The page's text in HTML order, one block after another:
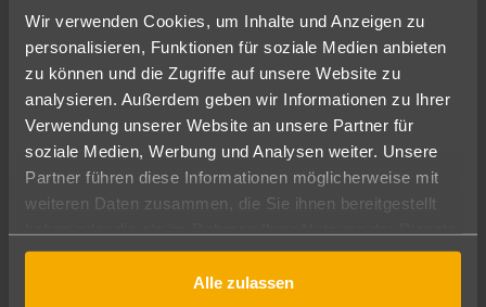
Wir verwenden Cookies, um Inhalte und Anzeigen zu
personalisieren, Funktionen für soziale Medien anbieten
zu können und die Zugriffe auf unsere Website zu
analysieren. Außerdem geben wir Informationen zu Ihrer
Verwendung unserer Website an unsere Partner für
soziale Medien, Werbung und Analysen weiter. Unsere
Partner führen diese Informationen möglicherweise mit
weiteren Daten zusammen, die Sie ihnen bereitgestellt
gesammelt haben.
Alle zulassen
7 Nächte∙All Inclusive pro Person